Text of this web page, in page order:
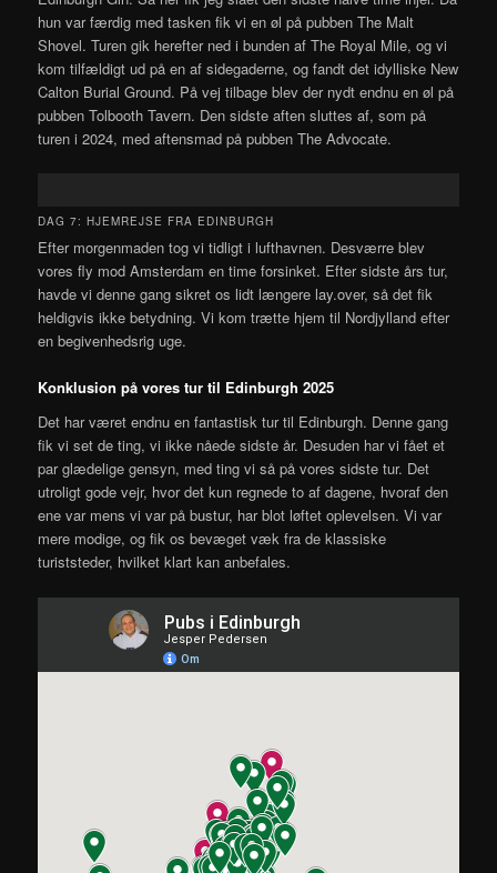
hun var færdig med tasken fik vi en øl på pubben The Malt
Shovel. Turen gik herefter ned i bunden af The Royal Mile, og vi
kom tilfældigt ud på en af sidegaderne, og fandt det idylliske New
Calton Burial Ground. På vej tilbage blev der nydt endnu en øl på
pubben Tolbooth Tavern. Den sidste aften sluttes af, som på
turen i 2024, med aftensmad på pubben The Advocate.
DAG 7: HJEMREJSE FRA EDINBURGH
Efter morgenmaden tog vi tidligt i lufthavnen. Desværre blev
vores fly mod Amsterdam en time forsinket. Efter sidste års tur,
havde vi denne gang sikret os lidt længere lay.over, så det fik
heldigvis ikke betydning. Vi kom trætte hjem til Nordjylland efter
en begivenhedsrig uge.
Konklusion på vores tur til Edinburgh 2025
Det har været endnu en fantastisk tur til Edinburgh. Denne gang
fik vi set de ting, vi ikke nåede sidste år. Desuden har vi fået et
par glædelige gensyn, med ting vi så på vores sidste tur. Det
utroligt gode vejr, hvor det kun regnede to af dagene, hvoraf den
ene var mens vi var på bustur, har blot løftet oplevelsen. Vi var
mere modige, og fik os bevæget væk fra de klassiske
turiststeder, hvilket klart kan anbefales.